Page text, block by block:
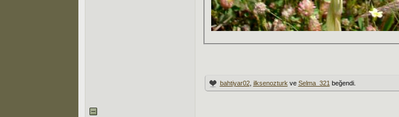
bahtiyar02, ilksenozturk ve Selma_321 beğendi.